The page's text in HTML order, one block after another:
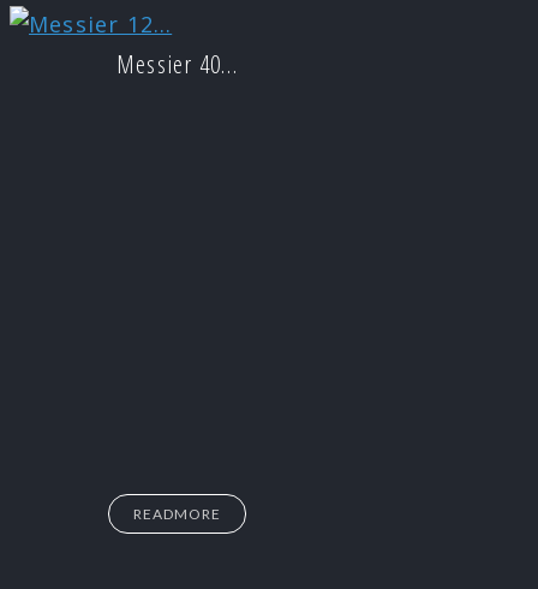
Messier 40…
READMORE